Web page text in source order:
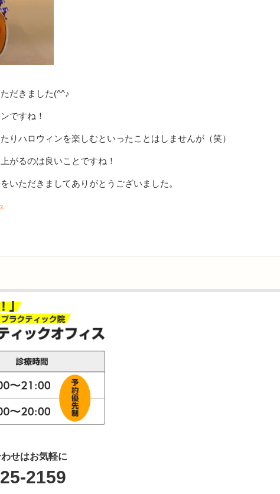
だきました(^^♪
ですね！
りハロウィンを楽しむといったことはしませんが（笑）
がるのは良いことですね！
いただきましてありがとうございました。
せはお気軽に
2159